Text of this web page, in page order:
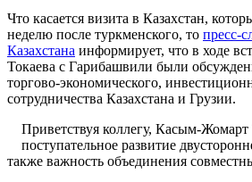
Что касается визита в Казахстан,
неделю после туркменского, то пресс-
Казахстана информирует, что в ходе
Токаева с Гарибашвили были
торгово-экономического,
сотрудничества Казахстана и Грузии.
Приветствуя коллегу, Касым-Жомарт
поступательное развитие
также важность объединения